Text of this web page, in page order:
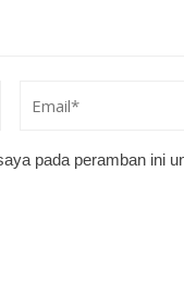
pada peramban ini